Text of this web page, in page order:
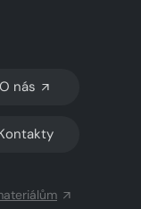
TMAVÝ REŽIM
O nás